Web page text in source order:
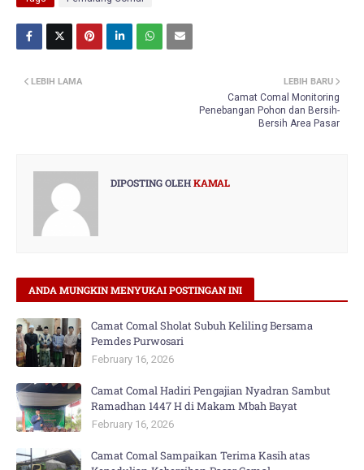
LEBIH BARU
Camat Comal Monitoring
Penebangan Pohon dan Bersih-
Bersih Area Pasar
LEBIH LAMA
DIPOSTING OLEHKAMAL
ANDA MUNGKIN MENYUKAI POSTINGAN INI
Camat Comal Sholat Subuh Keliling Bersama
Pemdes Purwosari
February 16, 2026
Camat Comal Hadiri Pengajian Nyadran Sambut
Ramadhan 1447 H di Makam Mbah Bayat
February 16, 2026
Camat Comal Sampaikan Terima Kasih atas